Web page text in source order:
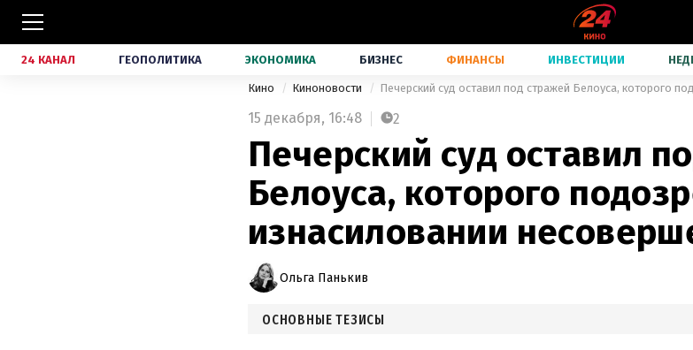
24 КАНАЛ ГЕОПОЛИТИКА ЭКОНОМИКА БИЗНЕС ФИНАНСЫ ИНВЕСТИЦИИ
Кино Киноновости
15 декабря, 16:48 2
Печерский суд оставил
Белоуса, которого
изнасиловании
Ольга Панькив
ОСНОВНЫЕ ТЕЗИСЫ